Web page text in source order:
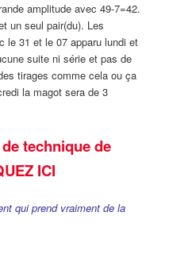
amplitude avec 49-7=42.
un seul pair(du). Les
le 31 et le 07 apparu lundi et
suite ni série et pas de
tirages comme cela ou ça
la magot sera de 3
technique de
ICI
qui prend vraiment de la